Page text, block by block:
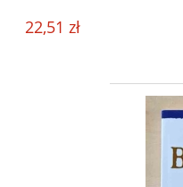
22,51 zł